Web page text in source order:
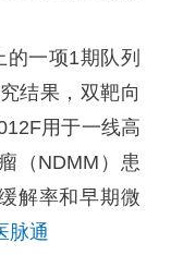
一项1期队列
结果，双靶向
用于一线高
（NDMM）患
解率和早期微
脉通